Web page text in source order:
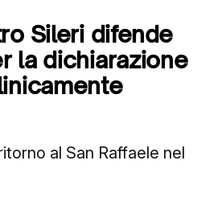
Sileri difende
la dichiarazione
al San Raffaele nel